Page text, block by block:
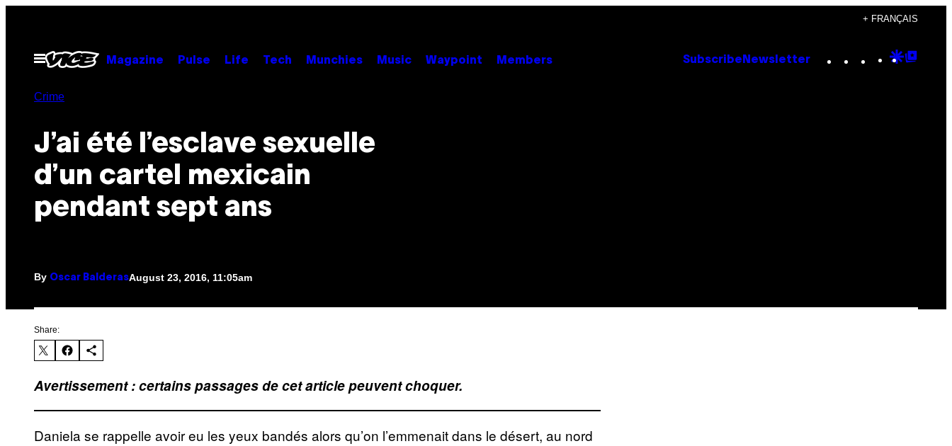
content
+ FRANÇAIS
Open
Menu
Magazine Pulse Life Tech Munchies Music Waypoint Members Subscribe Newsletter Instagram
TikTok
YouTube
Google
Crime
J’ai été l’esclave sexuelle
d’un cartel mexicain
pendant sept ans
By Oscar BalderasAugust 23, 2016, 11:05am
Share:
Avertissement : certains passages de cet article peuvent choquer.
Daniela se rappelle avoir eu les yeux bandés alors qu’on l’emmenait dans le désert, au nord